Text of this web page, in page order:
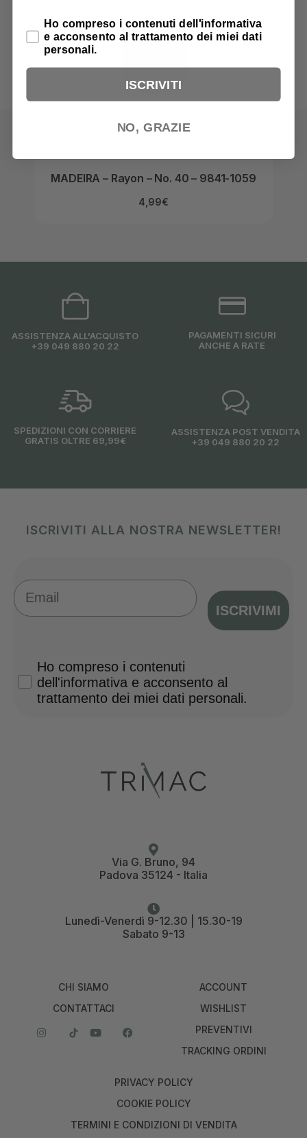
MADEIRA – Rayon – No. 40 – 9841-1059
4,99€
ASSISTENZA ALL'ACQUISTO
+39 049 880 20 22
PAGAMENTI SICURI
ANCHE A RATE
SPEDIZIONI CON CORRIERE
GRATIS OLTRE 69,99€
ASSISTENZA POST VENDITA
+39 049 880 20 22
ISCRIVITI ALLA NOSTRA NEWSLETTER!
Email
ISCRIVIMI
Privacy Policy
Ho compreso i contenuti
dell'informativa e acconsento al
trattamento dei miei dati personali.
Via G. Bruno, 94
Padova 35124 - Italia
Lunedì-Venerdì 9-12.30 | 15.30-19
Sabato 9-13
CHI SIAMO
CONTATTACI
ACCOUNT
WISHLIST
PREVENTIVI
TRACKING ORDINI
PRIVACY POLICY
COOKIE POLICY
TERMINI E CONDIZIONI DI VENDITA
Privacy Policy
Ho compreso i contenuti dell'informativa
e acconsento al trattamento dei miei dati
personali.
ISCRIVITI
NO, GRAZIE